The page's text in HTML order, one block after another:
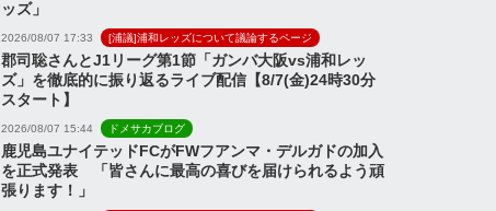
ッズ」
2026/08/07 17:33 [浦議]浦和レッズについて議論するページ
郡司聡さんとJ1リーグ第1節「ガンバ大阪vs浦和レッ
ズ」を徹底的に振り返るライブ配信【8/7(金)24時30分
スタート】
2026/08/07 15:44 ドメサカブログ
鹿児島ユナイテッドFCがFWフアンマ・デルガドの加入
を正式発表 「皆さんに最高の喜びを届けられるよう頑
張ります！」